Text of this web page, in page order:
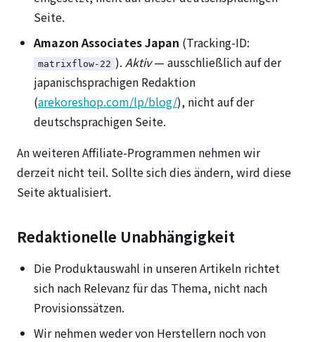
Seite.
Amazon Associates Japan (Tracking-ID:
matrixflow-22 ). Aktiv— ausschließlich auf der
japanischsprachigen Redaktion
(arekoreshop.com/lp/blog/), nicht auf der
deutschsprachigen Seite.
An weiteren Affiliate-Programmen nehmen wir
derzeit nicht teil. Sollte sich dies ändern, wird diese
Seite aktualisiert.
Redaktionelle Unabhängigkeit
Die Produktauswahl in unseren Artikeln richtet
sich nach Relevanz für das Thema, nicht nach
Provisionssätzen.
Wir nehmen weder von Herstellern noch von